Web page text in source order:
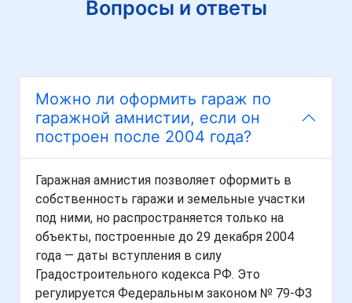
Вопросы и ответы
Можно ли оформить гараж по
гаражной амнистии, если он
построен после 2004 года?
Гаражная амнистия позволяет оформить в
собственность гаражи и земельные участки
под ними, но распространяется только на
объекты, построенные до 29 декабря 2004
года — даты вступления в силу
Градостроительного кодекса РФ. Это
регулируется Федеральным законом № 79-ФЗ